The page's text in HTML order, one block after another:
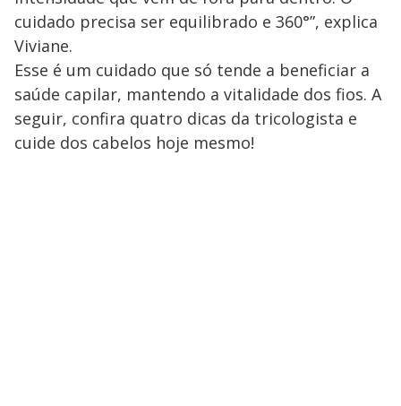
cuidado precisa ser equilibrado e 360°”, explica
Viviane.
Esse é um cuidado que só tende a beneficiar a
saúde capilar, mantendo a vitalidade dos fios. A
seguir, confira quatro dicas da tricologista e
cuide dos cabelos hoje mesmo!